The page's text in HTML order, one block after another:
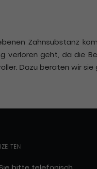
Zahnsubstanz
verloren geht, da die
Dazu beraten wir